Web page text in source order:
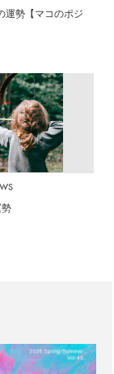
運勢【マコのポジ